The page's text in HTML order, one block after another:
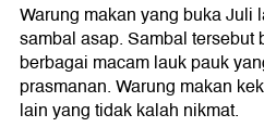
Warung makan yang buka Juli
sambal asap. Sambal tersebut
berbagai macam lauk pauk
prasmanan. Warung makan
lain yang tidak kalah nikmat.